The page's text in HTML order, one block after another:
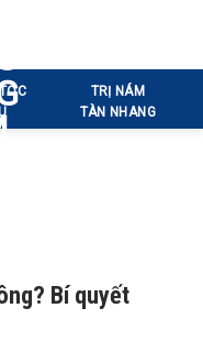
TRỊ NÁM
TÀN NHANG
Bí quyết